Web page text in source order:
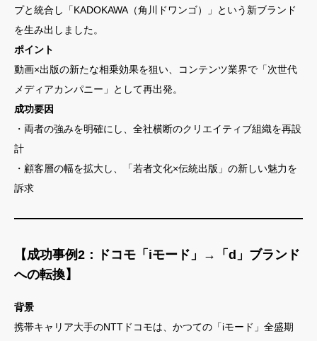
プと統合し「KADOKAWA（角川ドワンゴ）」という新ブランド
を生み出しました。
ポイント
動画×出版の新たな相乗効果を狙い、コンテンツ業界で「次世代
メディアカンパニー」として再出発。
成功要因
・両者の強みを明確にし、全社横断のクリエイティブ組織を再設
計
・顧客層の幅を拡大し、「若者文化×伝統出版」の新しい魅力を
訴求
【成功事例2：ドコモ「iモード」→「d」ブランド
への転換】
背景
携帯キャリア大手のNTTドコモは、かつての「iモード」全盛期